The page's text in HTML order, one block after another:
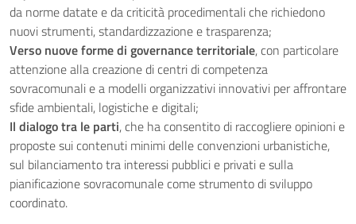
da norme datate e da criticità procedimentali che richiedono
nuovi strumenti, standardizzazione e trasparenza;
Verso nuove forme di governance territoriale, con particolare
attenzione alla creazione di centri di competenza
sovracomunali e a modelli organizzativi innovativi per affrontare
sfide ambientali, logistiche e digitali;
Il dialogo tra le parti, che ha consentito di raccogliere opinioni e
proposte sui contenuti minimi delle convenzioni urbanistiche,
sul bilanciamento tra interessi pubblici e privati e sulla
pianificazione sovracomunale come strumento di sviluppo
coordinato.